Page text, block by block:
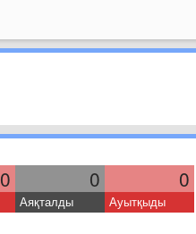
0 0 0
Аяқталды Ауытқыды